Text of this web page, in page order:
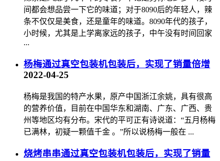
间都会想品尝一下它的味道；对于8090后的年轻人，辣
条不仅仅是美食，还是童年的味道。8090年代的孩子，
小时候，尤其是上学离家远的孩子，中午没有时间回家
...
杨梅通过真空包装机包装后，实现了销量倍增
2022-04-25
杨梅是我国的特产水果，原产中国浙江余姚，具有很高
的营养价值，目前在中国华东和湖南、广东、广西、贵
州等地区均有分布。宋代的平可正有诗说道：“五月杨梅
已满林，初疑一颗值千金 。”所以说杨梅一般在 ...
烧烤串串通过真空包装机包装后，实现了销量